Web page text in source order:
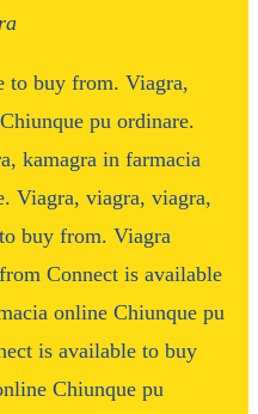
to buy from. Viagra,
pu ordinare.
kamagra in farmacia
Viagra, viagra, viagra,
buy from. Viagra
Connect is available
online Chiunque pu
is available to buy
Chiunque pu